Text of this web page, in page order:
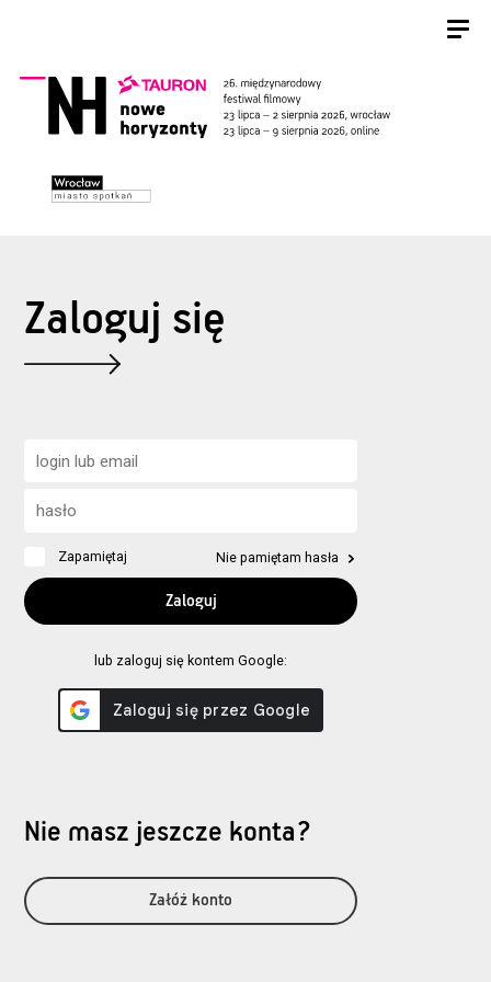
Zaloguj się
Zapamiętaj Nie pamiętam hasła
lub zaloguj się kontem Google:
Nie masz jeszcze konta?
Załóż konto